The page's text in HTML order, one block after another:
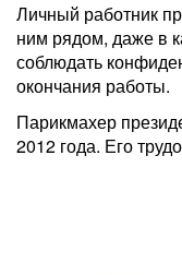
Личный работник
ним рядом, даже в
соблюдать
окончания работы.
Парикмахер
2012 года. Его